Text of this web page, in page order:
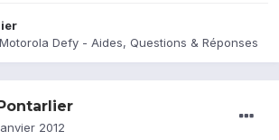
Motorola Defy - Aides, Questions & Réponses
2012